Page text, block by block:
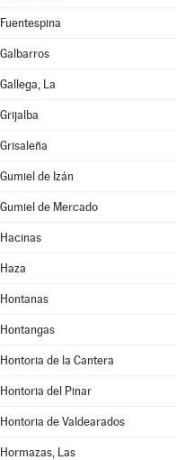
Fuentespina
Galbarros
Gallega, La
Grijalba
Grisaleña
Gumiel de Izán
Gumiel de Mercado
Hacinas
Haza
Hontanas
Hontangas
Hontoria de la Cantera
Hontoria del Pinar
Hontoria de Valdearados
Hormazas, Las